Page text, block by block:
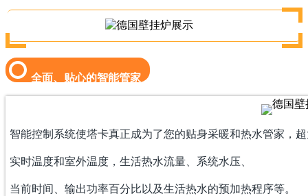
全面、贴心的智能管家
智能控制系统使塔卡真正成为了您的贴身采暖和热水管家，
实时温度和室外温度，生活热水流量、系统水压、
当前时间、输出功率百分比以及生活热水的预加热程序等。